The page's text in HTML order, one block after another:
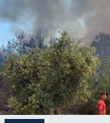
Haberler
KANALV Spor
Kültür Sanat
Magazin